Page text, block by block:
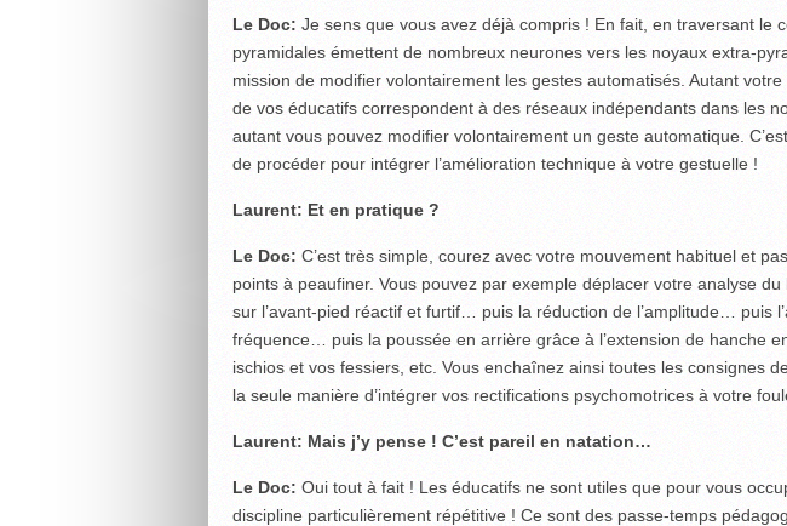
Le Doc: Je sens que vous avez déjà compris ! En fait, en traversant le
pyramidales émettent de nombreux neurones vers les noyaux extra-
mission de modifier volontairement les gestes automatisés. Autant
de vos éducatifs correspondent à des réseaux indépendants dans les
autant vous pouvez modifier volontairement un geste automatique.
de procéder pour intégrer l’amélioration technique à votre gestuelle !
Laurent: Et en pratique ?
Le Doc: C’est très simple, courez avec votre mouvement habituel et
points à peaufiner. Vous pouvez par exemple déplacer votre analyse du
sur l’avant-pied réactif et furtif… puis la réduction de l’amplitude… puis
fréquence… puis la poussée en arrière grâce à l’extension de hanche
ischios et vos fessiers, etc. Vous enchaînez ainsi toutes les consignes
la seule manière d’intégrer vos rectifications psychomotrices à votre
Laurent: Mais j’y pense ! C’est pareil en natation…
Le Doc: Oui tout à fait ! Les éducatifs ne sont utiles que pour vous
discipline particulièrement répétitive ! Ce sont des passe-temps